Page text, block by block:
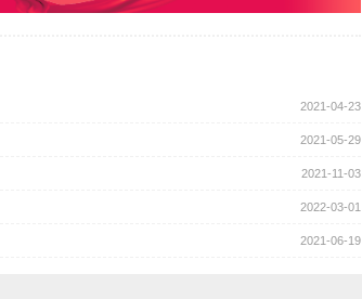
2021-04-23
2021-05-29
2021-11-03
2022-03-01
2021-06-19